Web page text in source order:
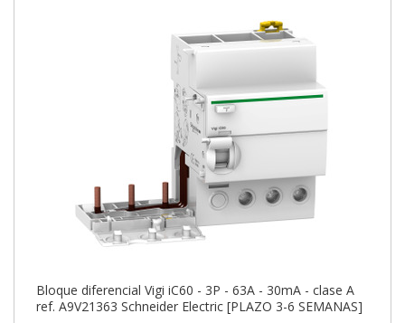
Bloque diferencial Vigi iC60 - 3P - 63A - 30mA - clase A
ref. A9V21363 Schneider Electric [PLAZO 3-6 SEMANAS]